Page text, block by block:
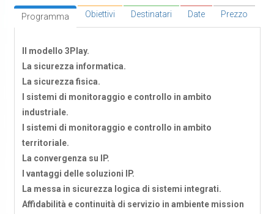
Programma Obiettivi Destinatari Date Prezzo
Il modello 3Play.
La sicurezza informatica.
La sicurezza fisica.
I sistemi di monitoraggio e controllo in ambito
industriale.
I sistemi di monitoraggio e controllo in ambito
territoriale.
La convergenza su IP.
I vantaggi delle soluzioni IP.
La messa in sicurezza logica di sistemi integrati.
Affidabilità e continuità di servizio in ambiente mission